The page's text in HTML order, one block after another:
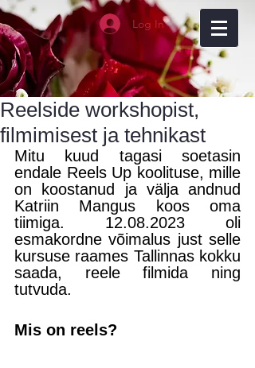
Log In
Reelside workshopist,
filmimisest ja tehnikast
Mitu kuud tagasi soetasin
endale Reels Up koolituse, mille
on koostanud ja välja andnud
Katriin Mangus koos oma
tiimiga. 12.08.2023 oli
esmakordne võimalus just selle
kursuse raames Tallinnas kokku
saada, reele filmida ning
tutvuda.
Mis on reels?